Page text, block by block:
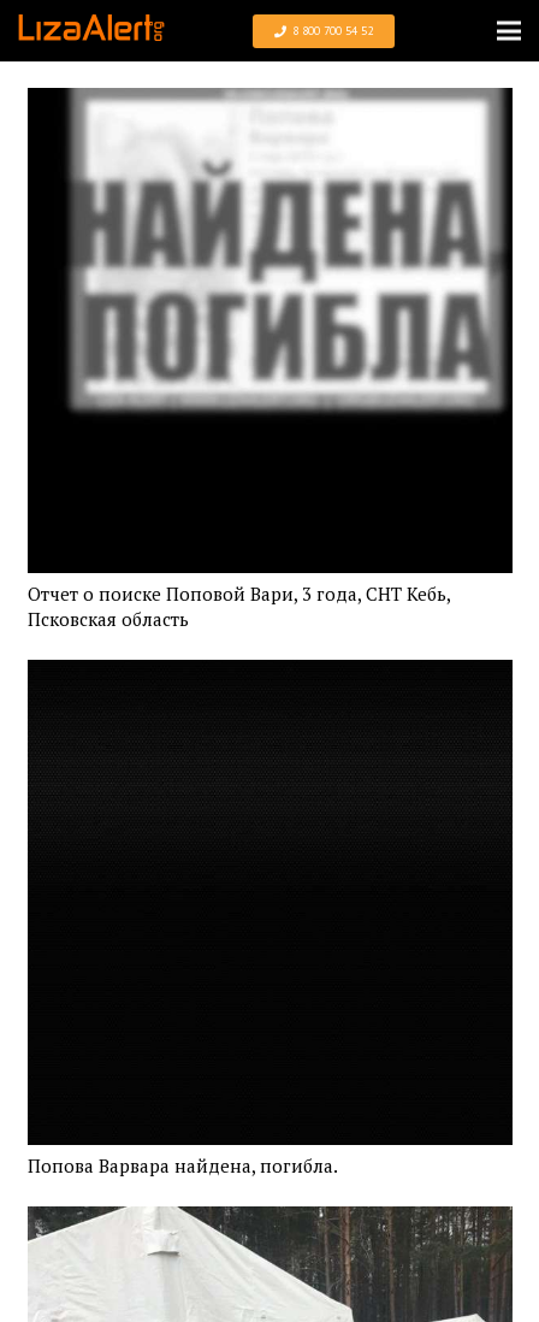
8 800 700 54 52
Отчет о поиске Поповой Вари, 3 года, СНТ Кебь,
Псковская область
Попова Варвара найдена, погибла.